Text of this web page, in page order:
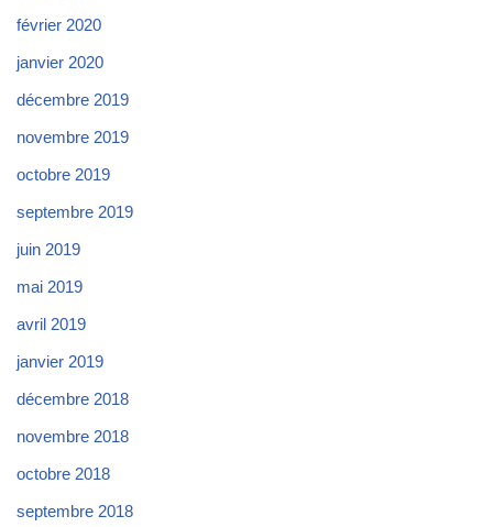
février 2020
janvier 2020
décembre 2019
novembre 2019
octobre 2019
septembre 2019
juin 2019
mai 2019
avril 2019
janvier 2019
décembre 2018
novembre 2018
octobre 2018
septembre 2018